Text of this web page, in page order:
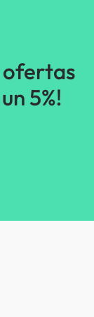
ofertas
5%!